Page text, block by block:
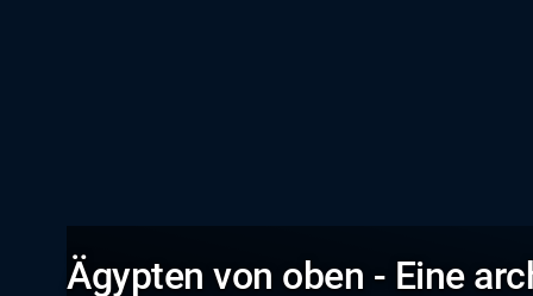
Ägypten von oben - Eine